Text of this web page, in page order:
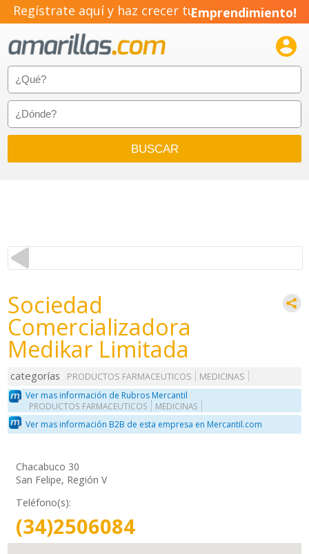
Regístrate aquí y haz crecer tuEmprendimiento!

Sociedad
Comercializadora
Medikar Limitada
categorías PRODUCTOS FARMACEUTICOS
MEDICINAS
Ver mas información de Rubros Mercantil
PRODUCTOS FARMACEUTICOS MEDICINAS
Ver mas información B2B de esta empresa en Mercantil.com
Chacabuco 30
San Felipe, Región V
Teléfono(s):
(34)2506084